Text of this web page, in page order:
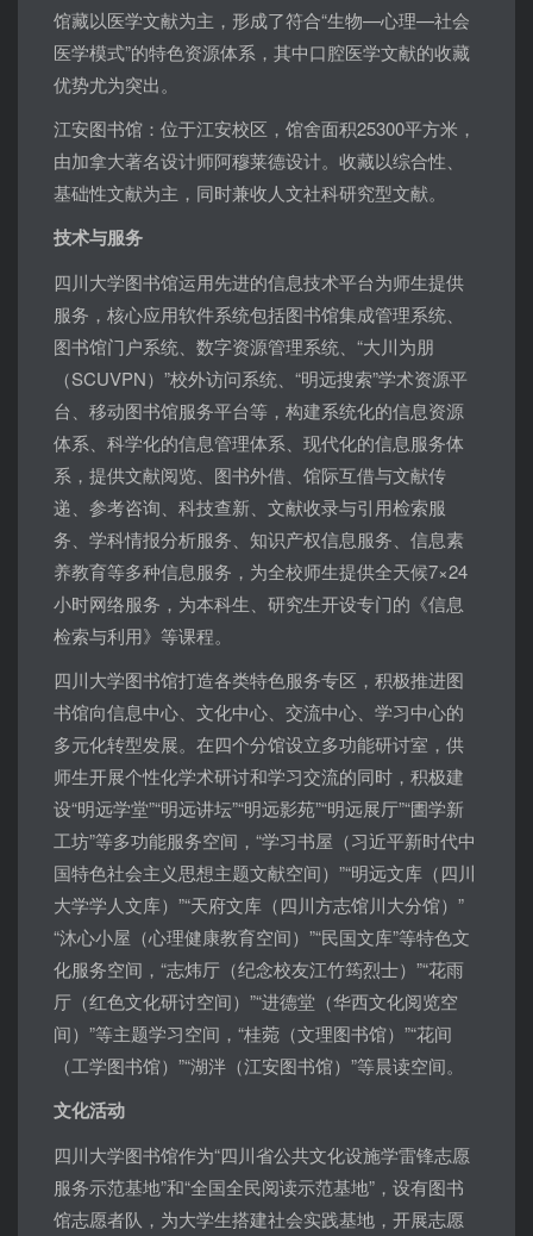
馆藏以医学文献为主，形成了符合“生物—心理—社会
医学模式”的特色资源体系，其中口腔医学文献的收藏
优势尤为突出。
江安图书馆：位于江安校区，馆舍面积25300平方米，
由加拿大著名设计师阿穆莱德设计。收藏以综合性、
基础性文献为主，同时兼收人文社科研究型文献。
技术与服务
四川大学图书馆运用先进的信息技术平台为师生提供
服务，核心应用软件系统包括图书馆集成管理系统、
图书馆门户系统、数字资源管理系统、“大川为朋
（SCUVPN）”校外访问系统、“明远搜索”学术资源平
台、移动图书馆服务平台等，构建系统化的信息资源
体系、科学化的信息管理体系、现代化的信息服务体
系，提供文献阅览、图书外借、馆际互借与文献传
递、参考咨询、科技查新、文献收录与引用检索服
务、学科情报分析服务、知识产权信息服务、信息素
养教育等多种信息服务，为全校师生提供全天候7×24
小时网络服务，为本科生、研究生开设专门的《信息
检索与利用》等课程。
四川大学图书馆打造各类特色服务专区，积极推进图
书馆向信息中心、文化中心、交流中心、学习中心的
多元化转型发展。在四个分馆设立多功能研讨室，供
师生开展个性化学术研讨和学习交流的同时，积极建
设“明远学堂”“明远讲坛”“明远影苑”“明远展厅”“圕学新
工坊”等多功能服务空间，“学习书屋（习近平新时代中
国特色社会主义思想主题文献空间）”“明远文库（四川
大学学人文库）”“天府文库（四川方志馆川大分馆）”
“沐心小屋（心理健康教育空间）”“民国文库”等特色文
化服务空间，“志炜厅（纪念校友江竹筠烈士）”“花雨
厅（红色文化研讨空间）”“进德堂（华西文化阅览空
间）”等主题学习空间，“桂菀（文理图书馆）”“花间
（工学图书馆）”“湖泮（江安图书馆）”等晨读空间。
文化活动
四川大学图书馆作为“四川省公共文化设施学雷锋志愿
服务示范基地”和“全国全民阅读示范基地”，设有图书
馆志愿者队，为大学生搭建社会实践基地，开展志愿